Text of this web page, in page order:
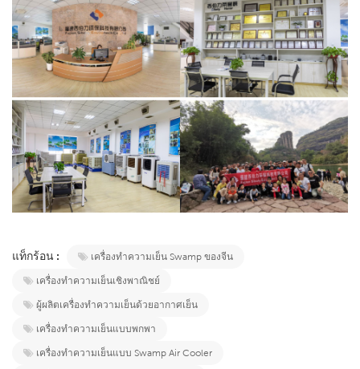
แท็กร้อน :
เครื่องทำความเย็น Swamp ของจีน
เครื่องทำความเย็นเชิงพาณิชย์
ผู้ผลิตเครื่องทำความเย็นด้วยอากาศเย็น
เครื่องทำความเย็นแบบพกพา
เครื่องทำความเย็นแบบ Swamp Air Cooler